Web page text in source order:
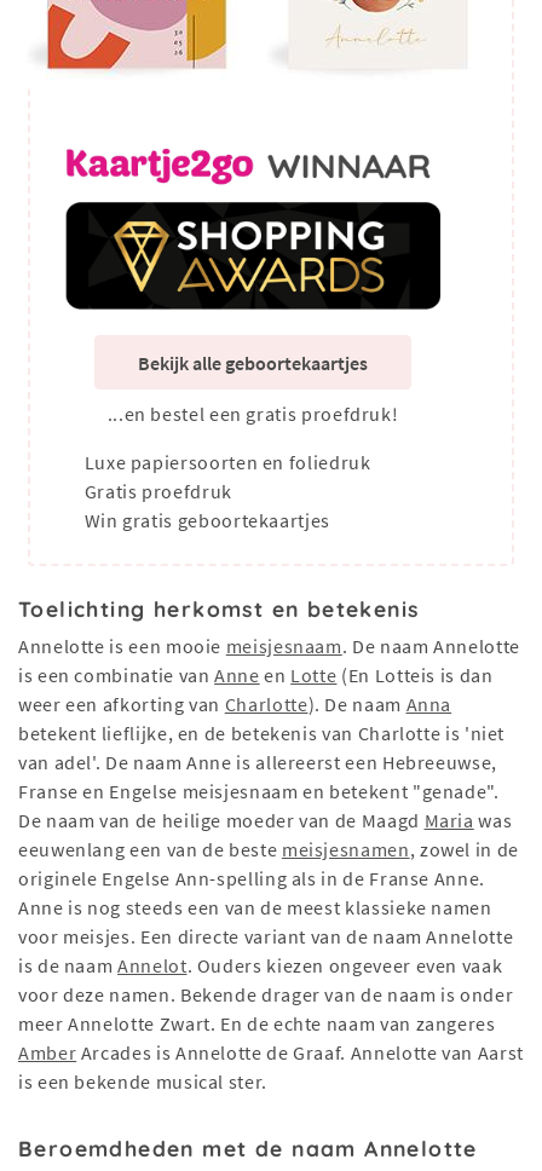
Bekijk alle geboortekaartjes
...en bestel een gratis proefdruk!
Luxe papiersoorten en foliedruk
Gratis proefdruk
Win gratis geboortekaartjes
Toelichting herkomst en betekenis
Annelotte is een mooie meisjesnaam. De naam Annelotte
is een combinatie vanAnne en Lotte (En Lotteis is dan
weer een afkorting van Charlotte). De naam Anna
betekent lieflijke, en de betekenis van Charlotte is 'niet
van adel'. De naam Anne is allereerst een Hebreeuwse,
Franse en Engelse meisjesnaam en betekent "genade".
De naam van de heilige moeder van de Maagd Maria was
eeuwenlang een van de beste meisjesnamen, zowel in de
originele Engelse Ann-spelling als in de Franse Anne.
Anne is nog steeds een van de meest klassieke namen
voor meisjes. Een directe variant van de naam Annelotte
is de naamAnnelot. Ouders kiezen ongeveer even vaak
voor deze namen. Bekende drager van de naam is onder
meer Annelotte Zwart. En de echte naam van zangeres
Amber Arcades is Annelotte de Graaf. Annelotte van Aarst
is een bekende musical ster.
Beroemdheden met de naam Annelotte